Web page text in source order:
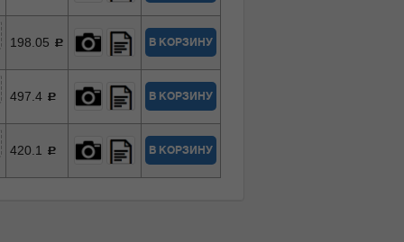
198.05 c В КОРЗИНУ
497.4 c В КОРЗИНУ
420.1 c В КОРЗИНУ